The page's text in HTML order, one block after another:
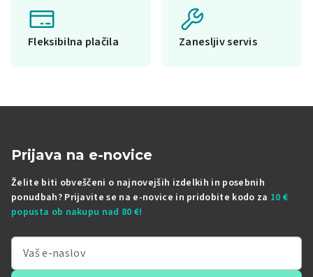
Fleksibilna plačila Zanesljiv servis
Prijava na e-novice
Želite biti obveščeni o najnovejših izdelkih in posebnih
ponudbah? Prijavite se na e-novice in pridobite kodo za 10 €
popusta ob nakupu nad 80 €!